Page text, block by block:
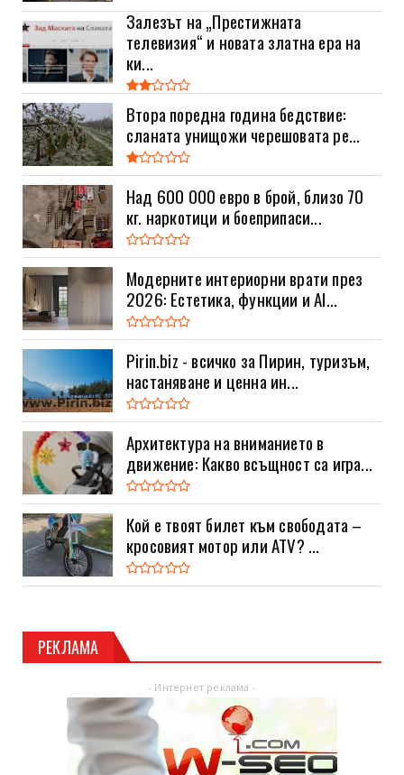
Залезът на „Престижната
телевизия“ и новата златна ера на
ки...
Втора поредна година бедствие:
сланата унищожи черешовата ре...
Над 600 000 евро в брой, близо 70
кг. наркотици и боеприпаси...
Модерните интериорни врати през
2026: Естетика, функции и AI...
Pirin.biz - всичко за Пирин, туризъм,
настаняване и ценна ин...
Архитектура на вниманието в
движение: Какво всъщност са игра...
Кой е твоят билет към свободата –
кросовият мотор или ATV? ...
РЕКЛАМА
- Интернет реклама -